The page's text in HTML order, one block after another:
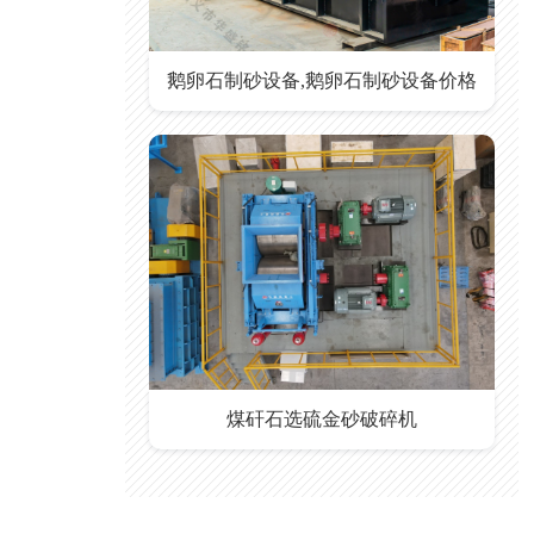
鹅卵石制砂设备,鹅卵石制砂设备价格
煤矸石选硫金砂破碎机